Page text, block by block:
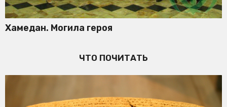
Хамедан. Могила героя
ЧТО ПОЧИТАТЬ